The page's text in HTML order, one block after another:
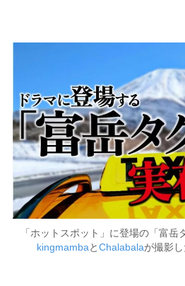
「ホットスポット」に登場の「富
kingmambaとChalabalaが撮影